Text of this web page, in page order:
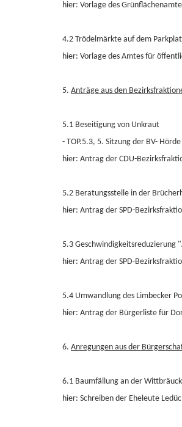
hier: Vorlage des
4.2 Trödelmärkte auf dem
hier: Vorlage des Amtes für
5. Anträge aus den
5.1 Beseitigung von Unkraut
- TOP.5.3, 5. Sitzung der BV-
hier: Antrag der CDU-
5.2 Beratungsstelle in der
hier: Antrag der SPD-
5.3 Geschwindigkeitsreduzierung
hier: Antrag der SPD-
5.4 Umwandlung des Limbecker
hier: Antrag der Bürgerliste für
6. Anregungen aus der
6.1 Baumfällung an der
hier: Schreiben der Eheleute